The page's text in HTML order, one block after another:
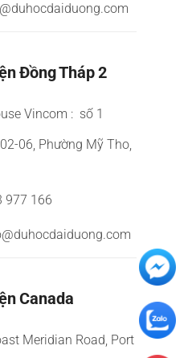
Đồng Tháp 2
Vincom : số 1
06, Phường Mỹ Tho,
977 166
Canada
Meridian Road, Port